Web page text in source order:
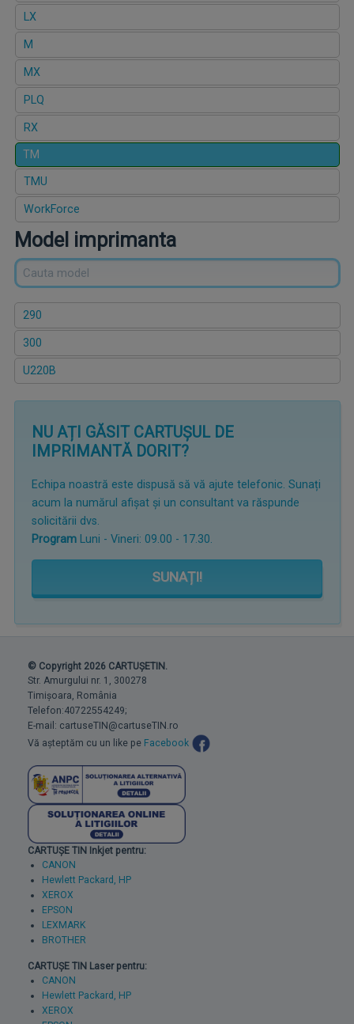
LX
M
MX
PLQ
RX
TM
TMU
WorkForce
Model imprimanta
290
300
U220B
NU AȚI GĂSIT CARTUȘUL DE
IMPRIMANTĂ DORIT?
Echipa noastră este dispusă să vă ajute telefonic. Sunați
acum la numărul afișat și un consultant va răspunde
solicitării dvs.
Program Luni - Vineri: 09.00 - 17.30.
SUNAȚI!
© Copyright 2026 CARTUȘETIN.
Str. Amurgului nr. 1, 300278
Timișoara, România
Telefon:40722554249;
E-mail: cartuseTIN@cartuseTIN.ro
Vă așteptăm cu un like pe Facebook
CARTUȘE TIN Inkjet pentru:
CANON
Hewlett Packard, HP
XEROX
EPSON
LEXMARK
BROTHER
CARTUȘE TIN Laser pentru:
CANON
Hewlett Packard, HP
XEROX